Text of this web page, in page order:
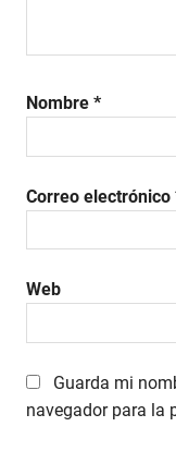
Nombre *
Correo electrónico
Web
Guarda mi
navegador para la